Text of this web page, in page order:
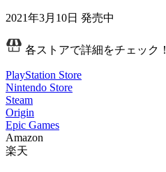
2021年3月10日 発売中
各ストアで詳細をチェック！
PlayStation Store
Nintendo Store
Steam
Origin
Epic Games
Amazon
楽天